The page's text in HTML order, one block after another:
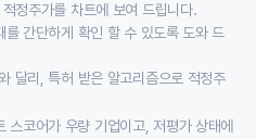
정주가를 차트에 보여 드립니다.
간단하게 확인 할 수 있도록 도와 드
달리, 특허 받은 알고리즘으로 적정주
스코어가 우량 기업이고, 저평가 상태에